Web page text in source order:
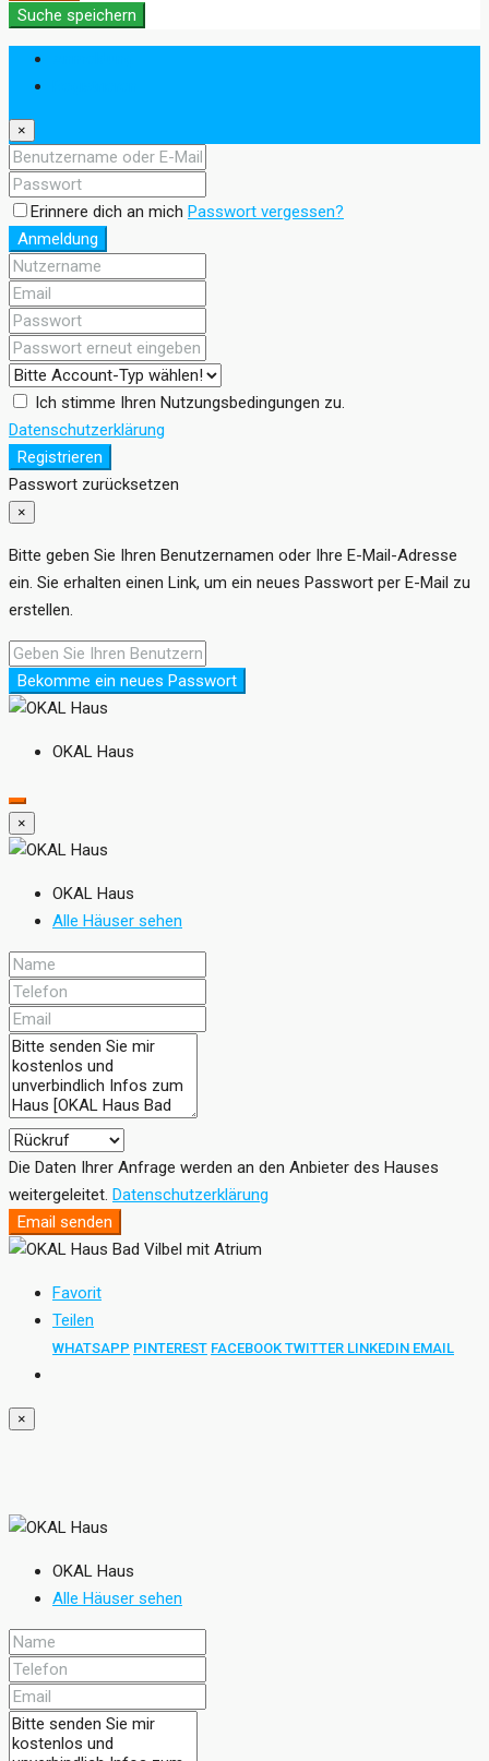
Suche speichern
×
Erinnere dich an mich Passwort vergessen?
Anmeldung
Ich stimme Ihren Nutzungsbedingungen zu.
Datenschutzerklärung
Registrieren
Passwort zurücksetzen
×
Bitte geben Sie Ihren Benutzernamen oder Ihre E-Mail-Adresse
ein. Sie erhalten einen Link, um ein neues Passwort per E-Mail zu
erstellen.
Bekomme ein neues Passwort
OKAL Haus
×
OKAL Haus
Alle Häuser sehen
Die Daten Ihrer Anfrage werden an den Anbieter des Hauses
weitergeleitet. Datenschutzerklärung
Email senden
Favorit
Teilen
WHATSAPP PINTEREST FACEBOOK TWITTER LINKEDIN EMAIL
×
OKAL Haus
Alle Häuser sehen